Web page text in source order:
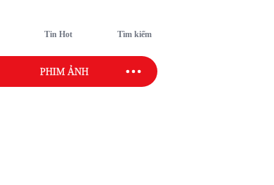
Tin Hot Tìm kiếm
PHIM ẢNH SAO SPORT